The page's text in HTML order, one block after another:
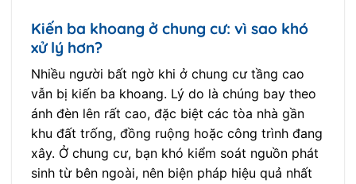
Kiến ba khoang ở chung cư: vì sao khó
xử lý hơn?
Nhiều người bất ngờ khi ở chung cư tầng cao
vẫn bị kiến ba khoang. Lý do là chúng bay theo
ánh đèn lên rất cao, đặc biệt các tòa nhà gần
khu đất trống, đồng ruộng hoặc công trình đang
xây. Ở chung cư, bạn khó kiểm soát nguồn phát
sinh từ bên ngoài, nên biện pháp hiệu quả nhất